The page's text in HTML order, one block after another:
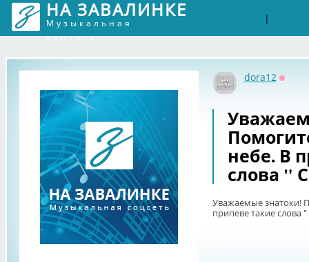
НА ЗАВАЛИНКЕ
Музыкальная
соцсеть
|
dora12
небе. В
слова "
Уважаемые знатоки!
припеве такие слова